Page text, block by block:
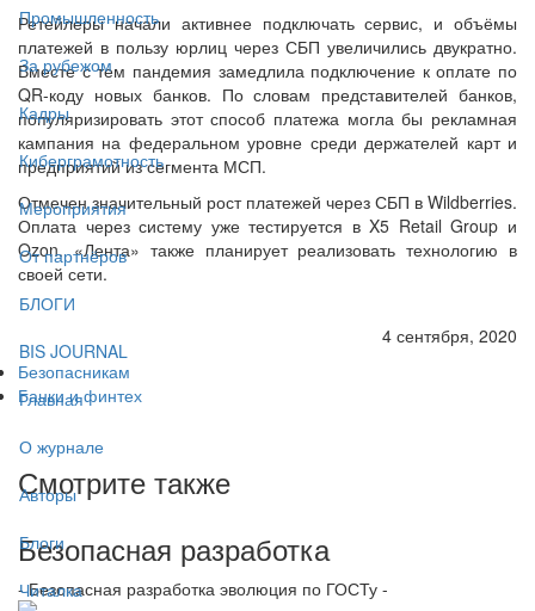
Промышленность
За рубежом
Кадры
Киберграмотность
Мероприятия
От партнёров
БЛОГИ
BIS JOURNAL
Главная
О журнале
Авторы
Блоги
Читалка
Ретейлеры начали активнее подключать сервис, и объёмы
платежей в пользу юрлиц через СБП увеличились двукратно.
Вместе с тем пандемия замедлила подключение к оплате по
QR-коду новых банков. По словам представителей банков,
популяризировать этот способ платежа могла бы рекламная
кампания на федеральном уровне среди держателей карт и
предприятий из сегмента МСП.
Отмечен значительный рост платежей через СБП в Wildberries.
Оплата через систему уже тестируется в X5 Retail Group и
Ozon. «Лента» также планирует реализовать технологию в
своей сети.
4 сентября, 2020
Безопасникам
Банки и финтех
Смотрите также
Безопасная разработка
- Безопасная разработка эволюция по ГОСТу -